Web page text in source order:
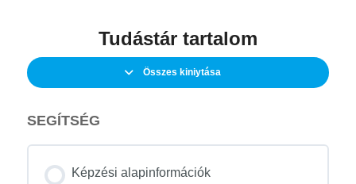
Tudástár tartalom
Összes kiniytása
SEGÍTSÉG
Képzési alapinformációk